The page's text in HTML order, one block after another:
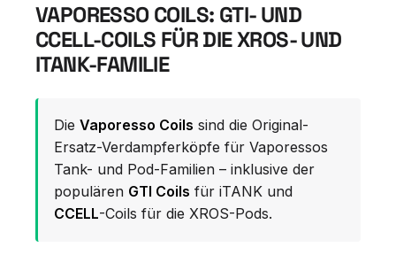
VAPORESSO COILS: GTI- UND
CCELL-COILS FÜR DIE XROS- UND
ITANK-FAMILIE
Die Vaporesso Coils sind die Original-
Ersatz-Verdampferköpfe für Vaporessos
Tank- und Pod-Familien – inklusive der
populären GTI Coils für iTANK und
CCELL-Coils für die XROS-Pods.